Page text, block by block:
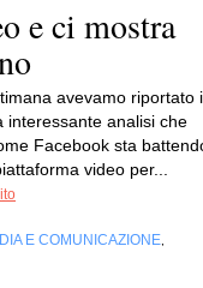
e ci mostra
avevamo riportato i
interessante analisi che
Facebook sta
video per...
E COMUNICAZIONE